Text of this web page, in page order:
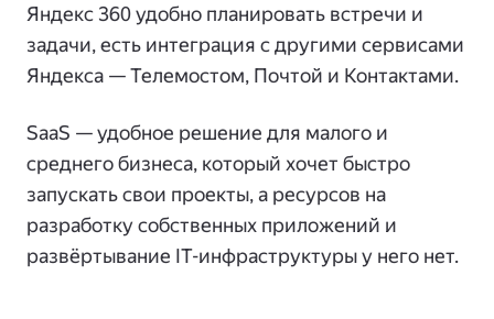
Яндекс 360 удобно планировать встречи и
задачи, есть интеграция с другими сервисами
Яндекса — Телемостом, Почтой и Контактами.
SaaS — удобное решение для малого и
среднего бизнеса, который хочет быстро
запускать свои проекты, а ресурсов на
разработку собственных приложений и
развёртывание IT-инфраструктуры у него нет.